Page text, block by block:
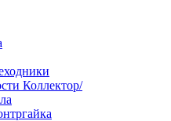
Коллектор/